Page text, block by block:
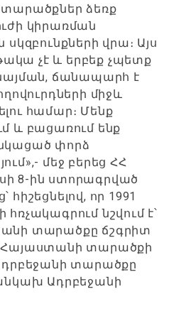
ձեռք
կիրառման
սկզբունքների վրա։ Այս
չէ և երբեք չպետք
ճանապարհ է
միջև
համար։ Մենք
և բացառում ենք
փորձ
մեջ բերեց ՀՀ
8-ին ստորագրված
որ 1991
նշվում է՝
տարածքը ճշգրիտ
Հայաստանի տարածքի
տարածքը
Ադրբեջանի